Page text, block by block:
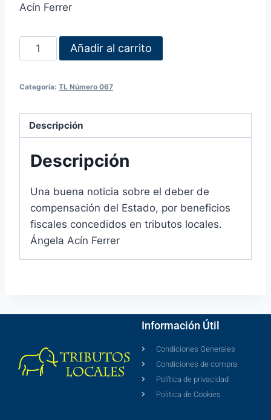
Acín Ferrer
Añadir al carrito
Categoría: TL Número 067
Descripción
Descripción
Una buena noticia sobre el deber de
compensación del Estado, por beneficios
fiscales concedidos en tributos locales.
Ángela Acín Ferrer
Información Útil
Condiciones Generales
Condiciones de compra
Política de privacidad
Politica de Cookies